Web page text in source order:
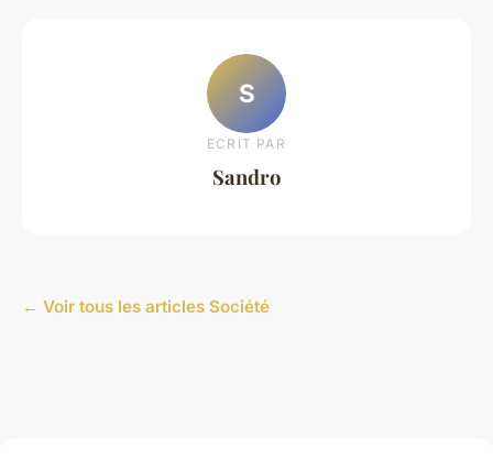
S
ECRIT PAR
Sandro
← Voir tous les articles Société